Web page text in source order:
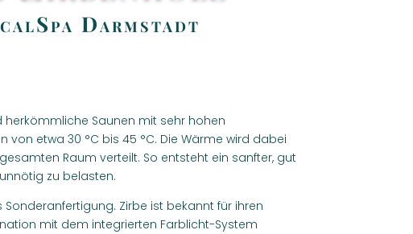
Darmstadt
herkömmliche Saunen mit sehr hohen
etwa 30 °C bis 45 °C. Die Wärme wird dabei
Raum verteilt. So entsteht ein sanfter, gut
zu belasten.
Zirbe ist bekannt für ihren
mit dem integrierten Farblicht-System